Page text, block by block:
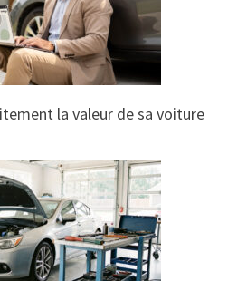
la valeur de sa voiture